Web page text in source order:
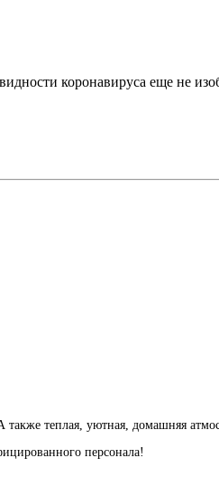
коронавируса еще не
теплая, уютная, домашняя
персонала!